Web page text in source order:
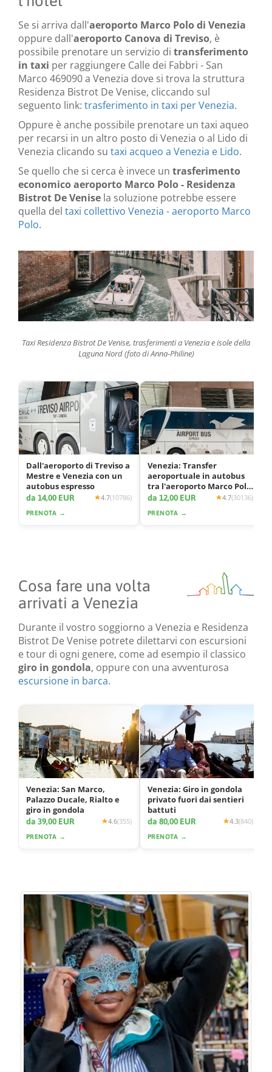
Se si arriva dall'aeroporto Marco Polo di Venezia
oppure dall'aeroporto Canova di Treviso, è
possibile prenotare un servizio di transferimento
in taxi per raggiungere Calle dei Fabbri - San
Marco 469090 a Venezia dove si trova la struttura
Residenza Bistrot De Venise, cliccando sul
seguento link: trasferimento in taxi per Venezia.
Oppure è anche possibile prenotare un taxi aqueo
per recarsi in un altro posto di Venezia o al Lido di
Venezia clicando su taxi acqueo a Venezia e Lido.
Se quello che si cerca è invece un trasferimento
economico aeroporto Marco Polo - Residenza
Bistrot De Venise la soluzione potrebbe essere
quella del taxi collettivo Venezia - aeroporto Marco
Polo.
Taxi Residenza Bistrot De Venise, trasferimenti a Venezia e isole della
Laguna Nord (foto di Anna-Philine)
Dall'aeroporto di Treviso a
Mestre e Venezia con un
autobus espresso
da 14,00 EUR 4.7(10786)
PRENOTA →
Venezia: Transfer
aeroportuale in autobus
tra l'aeroporto Marco Polo
e la città
da 12,00 EUR 4.7(30136)
PRENOTA →
Cosa fare una volta
arrivati a Venezia
Durante il vostro soggiorno a Venezia e Residenza
Bistrot De Venise potrete dilettarvi con escursioni
e tour di ogni genere, come ad esempio il classico
giro in gondola, oppure con una avventurosa
escursione in barca.
Venezia: San Marco,
Palazzo Ducale, Rialto e
giro in gondola
da 39,00 EUR 4.6(355)
PRENOTA →
Venezia: Giro in gondola
privato fuori dai sentieri
battuti
da 80,00 EUR 4.3(840)
PRENOTA →